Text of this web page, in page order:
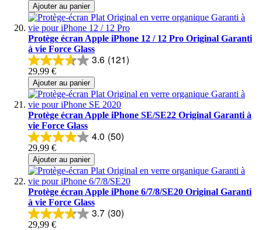
Ajouter au panier
Protège écran Apple iPhone 12 / 12 Pro Original Garanti
à vie Force Glass
3.6 (121)
29,99 €
Ajouter au panier
Protège écran Apple iPhone SE/SE22 Original Garanti à
vie Force Glass
4.0 (50)
29,99 €
Ajouter au panier
Protège écran Apple iPhone 6/7/8/SE20 Original Garanti
à vie Force Glass
3.7 (30)
29,99 €